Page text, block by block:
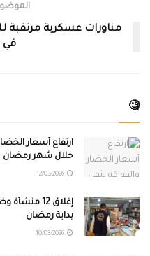
مناورات عسكرية مرتقبة
في
🧐
ارتفاع أسعار
خلال شهر رمضان
بداية رمضان